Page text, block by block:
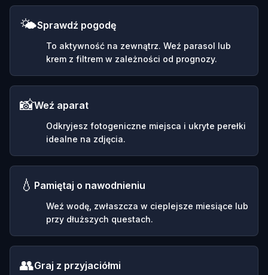
🌤️Sprawdź pogodę
To aktywność na zewnątrz. Weź parasol lub
krem z filtrem w zależności od prognozy.
📸Weź aparat
Odkryjesz fotogeniczne miejsca i ukryte perełki
idealne na zdjęcia.
💧 Pamiętaj o nawodnieniu
Weź wodę, zwłaszcza w cieplejsze miesiące lub
przy dłuższych questach.
👥Graj z przyjaciółmi